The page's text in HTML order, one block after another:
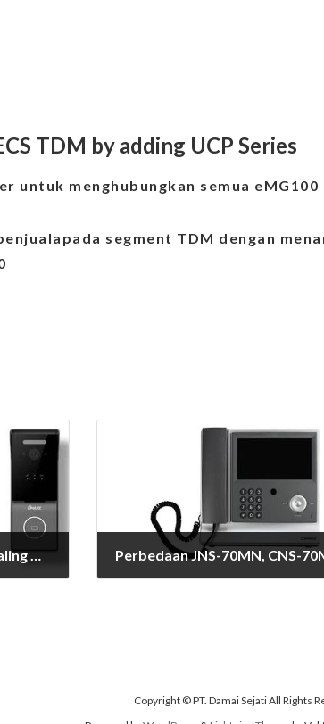
TDM by adding UCP Series
untuk menghubungkan semua eMG100
segment TDM dengan
Mana Door Station DNAKE yang Paling Cocok untuk Anda? Panduan Lengkap Memilih Interkom Pintar
Copyright © PT. Damai Sejati All Rights